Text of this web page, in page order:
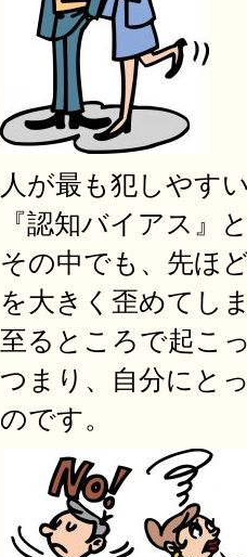
人が最も犯しやす
『認知バイアス』
その中でも、先ほ
を大きく歪めてし
至るところで起こ
つまり、自分にと
のです。